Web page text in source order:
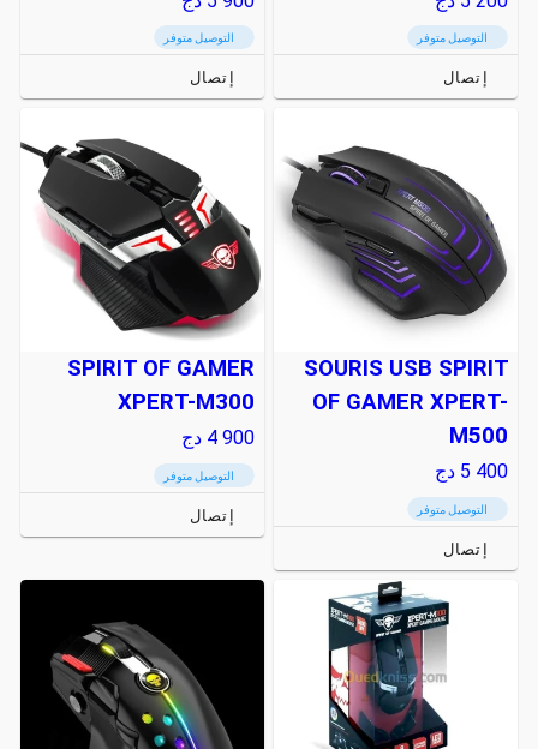
التوصيل متوفر
إتصال
التوصيل متوفر
إتصال
SOURIS USB SPIRIT
OF GAMER XPERT-
M500
5 400 دج
التوصيل متوفر
إتصال
SPIRIT OF GAMER
XPERT-M300
4 900 دج
التوصيل متوفر
إتصال